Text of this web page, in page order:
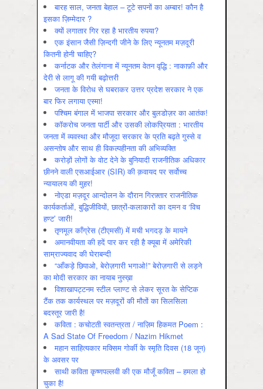
बारह साल, जनता बेहाल – टूटे सपनों का अम्बार! कौन है
इसका ज़िम्मेदार ?
क्यों लगातार गिर रहा है भारतीय रुपया?
एक इंसान जैसी ज़िन्दगी जीने के लिए न्यूनतम मज़दूरी
कितनी होनी चाहिए?
कर्नाटक और तेलंगाना में न्यूनतम वेतन वृद्धि : नाकाफ़ी और
देरी से लागू की गयी बढ़ोत्तरी
जनता के विरोध से घबराकर उत्तर प्रदेश सरकार ने एक
बार फिर लगाया एस्मा!
पश्चिम बंगाल में भाजपा सरकार और बुलडोज़र का आतंक!
कॉकरोच जनता पार्टी और उसकी लोकप्रियता : भारतीय
जनता में व्‍यवस्‍था और मौजूदा सरकार के प्रति बढ़ते गुस्‍से व
असन्‍तोष और साथ ही विकल्‍पहीनता की अभिव्‍यक्ति
करोड़ों लोगों के वोट देने के बुनियादी राजनीतिक अधिकार
छीनने वाली एसआईआर (SIR) की क़वायद पर सर्वोच्च
न्यायालय की मुहर!
नोएडा मज़दूर आन्दोलन के दौरान गिरफ़्तार राजनीतिक
कार्यकर्ताओं, बुद्धिजीवियों, छात्रों-कलाकारों का दमन व ‘विच
हण्ट’ जारी!
तृणमूल काँग्रेस (टीएमसी) में मची भगदड़ के मायने
अमानवीयता की हदें पार कर रही है क्यूबा में अमेरिकी
साम्राज्यवाद की घेराबन्दी
“आँकड़े छिपाओ, बेरोज़गारी भगाओ!” बेरोज़गारी से लड़ने
का मोदी सरकार का नायाब नुस्ख़ा
विशाखापट्टनम स्टील प्लाण्ट से लेकर सूरत के सेप्टिक
टैंक तक कार्यस्थल पर मज़दूरों की मौतों का सिलसिला
बदस्तूर जारी है!
कविता : कचोटती स्वतन्त्रता / नाज़िम हिकमत Poem :
A Sad State Of Freedom / Nazim Hikmet
महान साहित्यकार मक्सिम गोर्की के स्मृति दिवस (18 जून)
के अवसर पर
साथी कविता कृष्णपल्लवी की एक मौजूँ कविता – हमला हो
चुका है!